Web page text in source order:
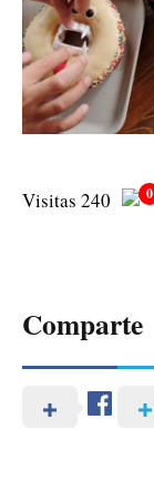
Visitas 240 0
Comparte